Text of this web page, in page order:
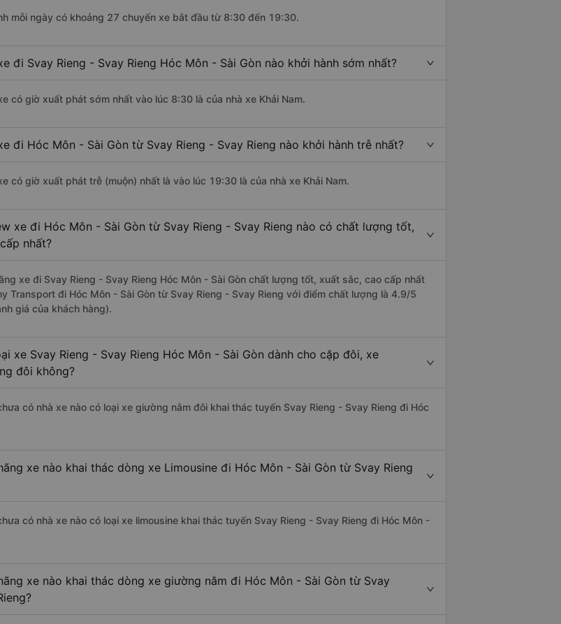
mỗi ngày có khoảng 27 chuyến xe bắt đầu từ 8:30 đến 19:30.
đi Svay Rieng - Svay Rieng Hóc Môn - Sài Gòn nào khởi hành sớm nhất?
có giờ xuất phát sớm nhất vào lúc 8:30 là của nhà xe Khải Nam.
đi Hóc Môn - Sài Gòn từ Svay Rieng - Svay Rieng nào khởi hành trễ nhất?
có giờ xuất phát trễ (muộn) nhất là vào lúc 19:30 là của nhà xe Khải Nam.
xe đi Hóc Môn - Sài Gòn từ Svay Rieng - Svay Rieng nào có chất lượng tốt,
nhất?
xe đi Svay Rieng - Svay Rieng Hóc Môn - Sài Gòn chất lượng tốt, xuất sắc, cao cấp nhất
Transport đi Hóc Môn - Sài Gòn từ Svay Rieng - Svay Rieng với điểm chất lượng là 4.9/5
giá của khách hàng).
xe Svay Rieng - Svay Rieng Hóc Môn - Sài Gòn dành cho cặp đôi, xe
đôi không?
có nhà xe nào có loại xe giường nằm đôi khai thác tuyến Svay Rieng - Svay Rieng đi Hóc
xe nào khai thác dòng xe Limousine đi Hóc Môn - Sài Gòn từ Svay Rieng
có nhà xe nào có loại xe limousine khai thác tuyến Svay Rieng - Svay Rieng đi Hóc Môn -
xe nào khai thác dòng xe giường nằm đi Hóc Môn - Sài Gòn từ Svay